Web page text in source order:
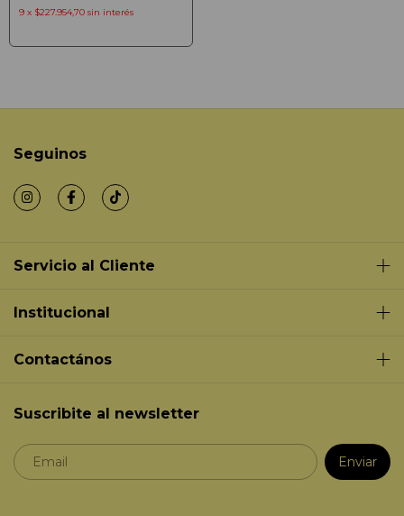
9 x $227.954,70 sin interés
Seguinos
Servicio al Cliente
Institucional
Contactános
Suscribite al newsletter